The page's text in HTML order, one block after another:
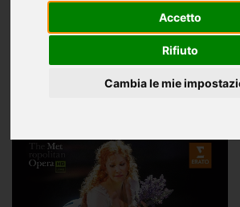
Accetto
Rifiuto
Cambia le mie
Ragazzi